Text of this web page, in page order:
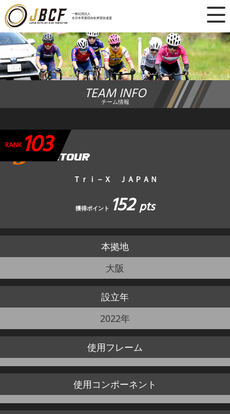
一般社団法人
全日本実業団自転車競技連盟
×
ニュース
レース日程
ランキング
競技ガイド
加盟・登録
エントリー
JBCF ROAD SERIESとは
TEAM INFO
チーム情報
Ｔｒｉ－Ｘ ＪＡＰＡＮ
獲得ポイント 152pts
RANK 103
本拠地
大阪
設立年
2022年
使用フレーム
使用コンポーネント